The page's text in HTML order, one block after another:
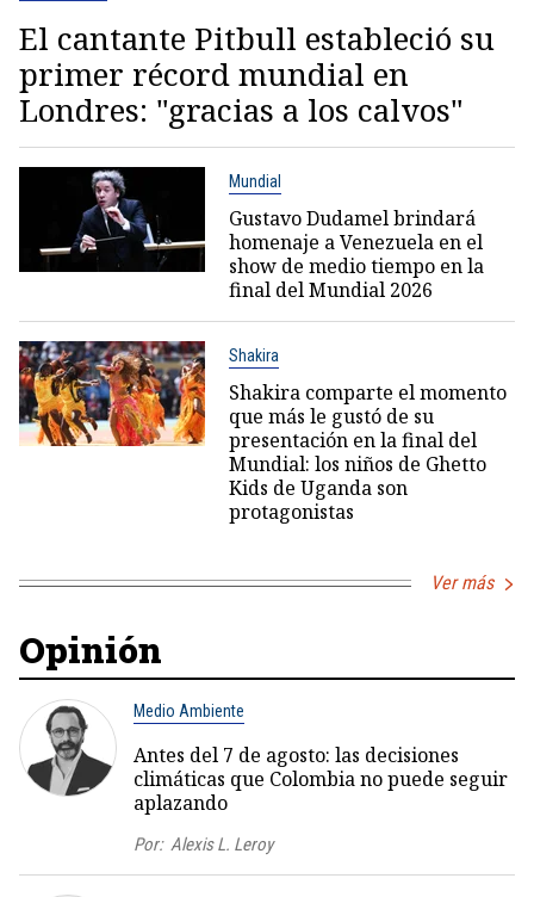
El cantante Pitbull estableció su
primer récord mundial en
Londres: "gracias a los calvos"
Mundial
Gustavo Dudamel brindará
homenaje a Venezuela en el
show de medio tiempo en la
final del Mundial 2026
Shakira
Shakira comparte el momento
que más le gustó de su
presentación en la final del
Mundial: los niños de Ghetto
Kids de Uganda son
protagonistas
Ver más
Opinión
Medio Ambiente
Antes del 7 de agosto: las decisiones
climáticas que Colombia no puede seguir
aplazando
Por: Alexis L. Leroy